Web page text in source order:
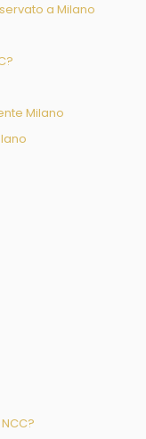
a Milano
Milano